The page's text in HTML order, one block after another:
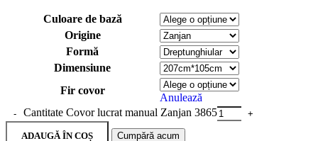
Culoare de bază
Origine
Formă
Dimensiune
Fir covor
Anulează
Cantitate Covor lucrat manual Zanjan 3865
ADAUGĂ ÎN COȘ Cumpără acum